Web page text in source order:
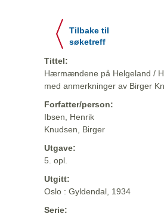
Tilbake til
søketreff
Tittel:
Hærmændene på Helgeland /
med anmerkninger av Birger
Forfatter/person:
Ibsen, Henrik
Knudsen, Birger
Utgave:
5. opl.
Utgitt:
Oslo : Gyldendal, 1934
Serie: